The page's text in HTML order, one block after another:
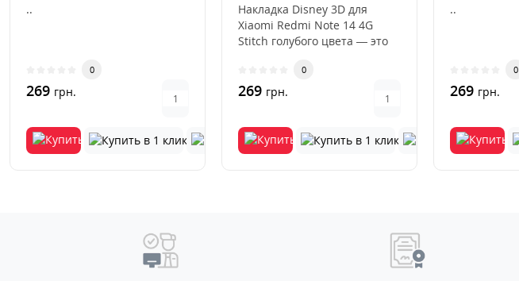
..
0
269 грн.
Накладка Disney 3D для
Xiaomi Redmi Note 14 4G
Stitch голубого цвета — это
0
269 грн.
..
0
269 грн.